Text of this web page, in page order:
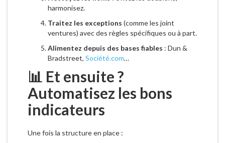
harmonisez.
Traitez les exceptions (comme les joint
ventures) avec des règles spécifiques ou à part.
Alimentez depuis des bases fiables : Dun &
Bradstreet, Société.com…
📊 Et ensuite ?
Automatisez les bons
indicateurs
Une fois la structure en place :